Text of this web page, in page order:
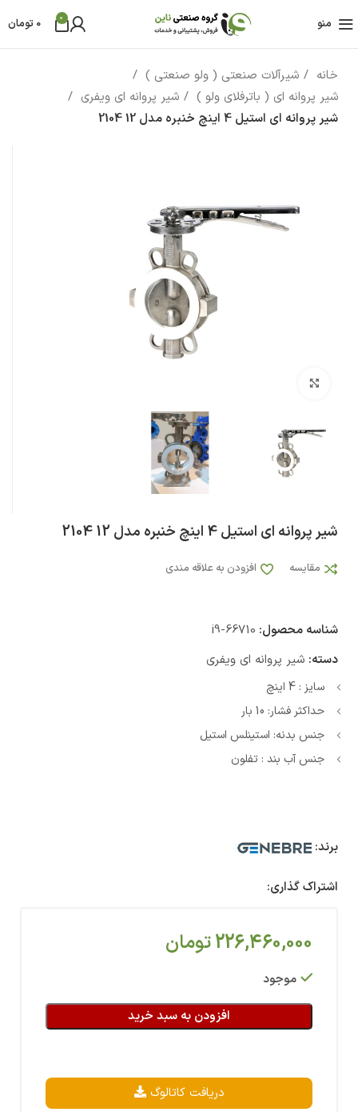
منو 0
0 تومان
خانه
شیرآلات صنعتی ( ولو صنعتی )
شیر پروانه ای ( باترفلای ولو )
شیر پروانه ای ویفری
شیر پروانه ای استیل 4 اینچ خنبره مدل 12 2104
شیر پروانه ای استیل 4 اینچ خنبره مدل 12 2104
مقایسه افزودن به علاقه مندی
شناسه محصول: i9-66710
دسته: شیر پروانه ای ویفری
سایز : 4 اینچ
حداکثر فشار: 10 بار
جنس بدنه: استینلس استیل
جنس آب بند : تفلون
برند:
اشتراک گذاری:
226,460,000تومان
موجود
افزودن به سبد خرید
دریافت کاتالوگ